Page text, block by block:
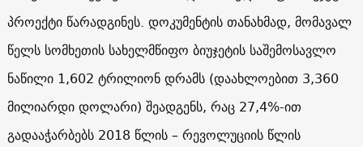
პროექტი წარადგინეს. დოკუმენტის თანახმად, მომავალ
წელს სომხეთის სახელმწიფო ბიუჯეტის საშემოსავლო
ნაწილი 1,602 ტრილიონ დრამს (დაახლოებით 3,360
მილიარდი დოლარი) შეადგენს, რაც 27,4%-ით
გადააჭარბებს 2018 წლის – რევოლუციის წლის